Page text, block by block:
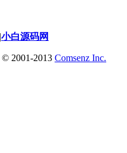
小白源码网
© 2001-2013 Comsenz Inc.